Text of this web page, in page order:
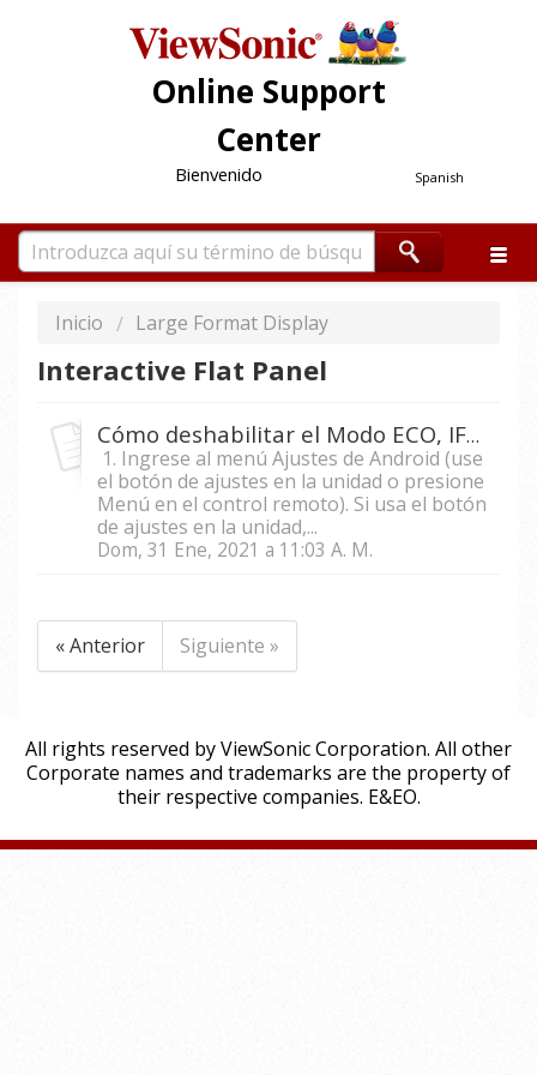
Online Support
Center
Spanish
Bienvenido
Inicio Large Format Display
Interactive Flat Panel
Cómo deshabilitar el Modo ECO, IFP XX50-2.
1. Ingrese al menú Ajustes de Android (use
el botón de ajustes en la unidad o presione
Menú en el control remoto). Si usa el botón
de ajustes en la unidad,...
Dom, 31 Ene, 2021 a 11:03 A. M.
« Anterior Siguiente »
All rights reserved by ViewSonic Corporation. All other
Corporate names and trademarks are the property of
their respective companies. E&EO.